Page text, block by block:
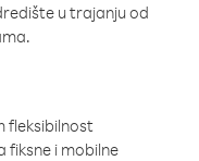
u trajanju od
fleksibilnost
fiksne i mobilne